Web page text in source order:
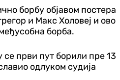
борбу објавом постера
и Макс Холовеј и ово
борба.
се први пут борили пре 13
одлуком судија